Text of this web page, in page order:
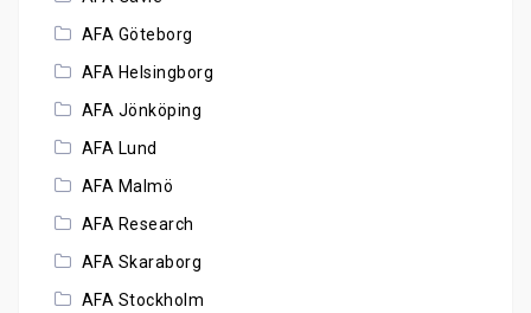
AFA Göteborg
AFA Helsingborg
AFA Jönköping
AFA Lund
AFA Malmö
AFA Research
AFA Skaraborg
AFA Stockholm